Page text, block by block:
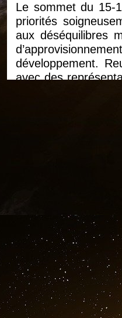
Le sommet du
priorités
aux déséquilibres
développement.
avec des
différentes
que la France
politiques.
ainsi que les
déclenché une
matières
de transport, les
alimentaire, ainsi
la fois les